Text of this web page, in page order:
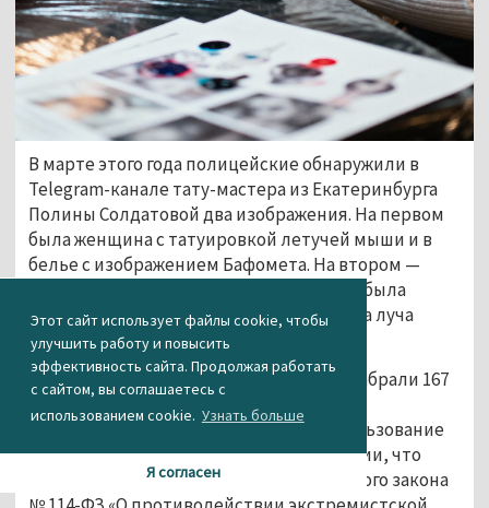
Этот сайт использует файлы cookie, чтобы
улучшить работу и повысить
эффективность сайта. Продолжая работать
с сайтом, вы соглашаетесь с
использованием cookie. Узнать больше
Я согласен
В марте этого года полицейские обнаружили в
Telegram-канале тату-мастера из Екатеринбурга
Полины Солдатовой два изображения. На первом
была женщина с татуировкой летучей мыши и в
белье с изображением Бафомета. На втором —
женщина с чокером на шее, на котором была
перевернутая пятиконечная звезда (два луча
направлены вверх).
На момент проверки эти публикации набрали 167
просмотров и 29 реакций, что было
квалифицировано как публичное использование
атрибутики экстремистской организации, что
запрещено статьями 12 и 13 Федерального закона